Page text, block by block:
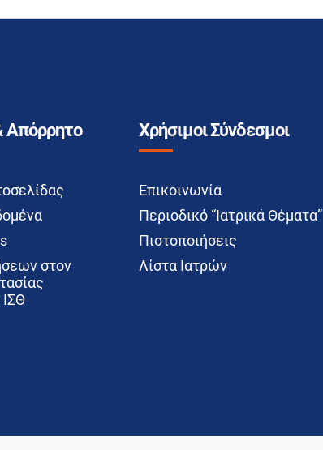
Απόρρητο
στον
Χρήσιμοι Σύνδεσμοι
Επικοινωνία
Περιοδικό “Ιατρικά Θέματα”
Πιστοποιήσεις
Λίστα Ιατρών